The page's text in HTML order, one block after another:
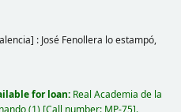
: José Fenollera lo estampó,
for loan: Real Academia de la